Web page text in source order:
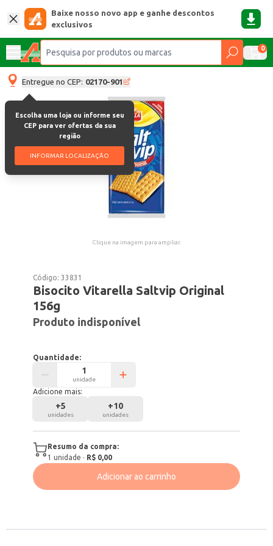
Baixe nosso novo app e ganhe descontos
exclusivos
0
Entregue no CEP: 02170-901
Escolha uma loja ou informe seu
CEP para ver ofertas da sua
região
INFORMAR LOCALIZAÇÃO
Clique na imagem para ampliar.
Código:33831
Bisocito Vitarella Saltvip Original
156g
Produto indisponível
Quantidade:
unidade
Adicione mais:
+5
unidades
+10
unidades
Resumo da compra:
1 unidade · R$ 0,00
Adicionar ao carrinho